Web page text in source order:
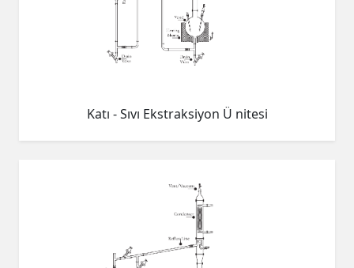
Katı - Sıvı Ekstraksiyon Ü nitesi